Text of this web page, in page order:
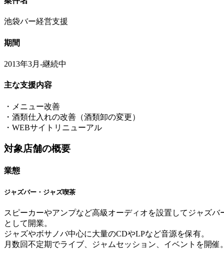
池袋バー経営支援
期間
2013年3月-継続中
主な支援内容
・メニュー改善
・酒類仕入れの改善（酒類卸の変更）
・WEBサイトリニューアル
対象店舗の概要
業態
ジャズバー・ジャズ喫茶
スピーカーやアンプなど高級オーディオを設置してジャズバ
として開業。
ジャズやボサノバ中心に大量のCDやLPなど音源を保有。
月数回不定期でライブ、ジャムセッション、イベントを開催